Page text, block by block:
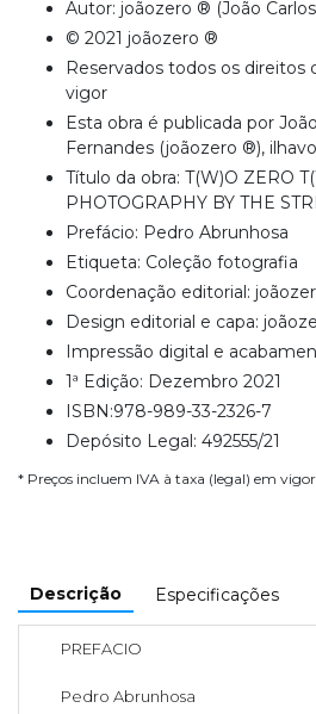
Autor: joãozero ® (João
© 2021 joãozero ®
Reservados todos os direitos
vigor
Esta obra é publicada por
Fernandes (joãozero ®),
Título da obra: T(W)O ZERO
PHOTOGRAPHY BY THE
Prefácio: Pedro Abrunhosa
Etiqueta: Coleção fotografia
Coordenação editorial:
Design editorial e capa:
Impressão digital e
1ª Edição: Dezembro 2021
ISBN:978-989-33-2326-7
Depósito Legal: 492555/21
* Preços incluem IVA à taxa (legal) em vigor
Descrição Especificações
PREFACIO
Pedro Abrunhosa